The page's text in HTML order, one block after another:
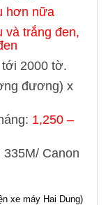
hơn nữa
và trắng đen,
2000 tờ.
đương) x
1,250 –
Canon
xe máy Hai Dung)